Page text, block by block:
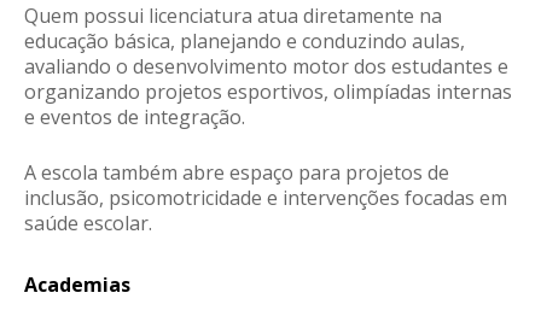
Quem possui licenciatura atua diretamente na
educação básica, planejando e conduzindo aulas,
avaliando o desenvolvimento motor dos estudantes e
organizando projetos esportivos, olimpíadas internas
e eventos de integração.
A escola também abre espaço para projetos de
inclusão, psicomotricidade e intervenções focadas em
saúde escolar.
Academias